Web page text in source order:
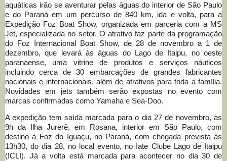
aquáticas irão se aventurar pelas águas do interior de São Paulo
e do Paraná em um percurso de 840 km, ida e volta, para a
Expedição Foz Boat Show, organizada em parceria com a MS
Jet, especializada no setor. O atrativo faz parte da programação
do Foz Internacional Boat Show, de 28 de novembro a 1 de
dezembro, que levará às águas do Lago de Itaipu, no oeste
paranaense, uma vitrine de produtos e serviços náuticos
incluindo cerca de 30 embarcações de grandes fabricantes
nacionais e internacionais, além de atrativos para toda a família.
Novidades em jets também serão expostas no evento com
marcas confirmadas como Yamaha e Sea-Doo.
A expedição tem saída marcada para o dia 27 de novembro, às
9h da Ilha Jurerê, em Rosana, interior em São Paulo, com
destino à Foz do Iguaçu, no Paraná, com chegada prevista às
13h30, do dia 28, no local evento, no Iate Clube Lago de Itaipu
(ICLI). Já a volta está marcada para acontecer no dia 30 de